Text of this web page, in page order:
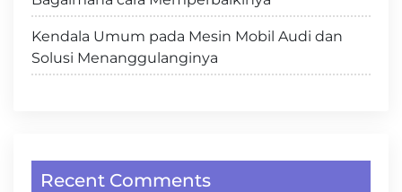
Kendala Umum pada Mesin Mobil Audi dan
Solusi Menanggulanginya
Recent Comments